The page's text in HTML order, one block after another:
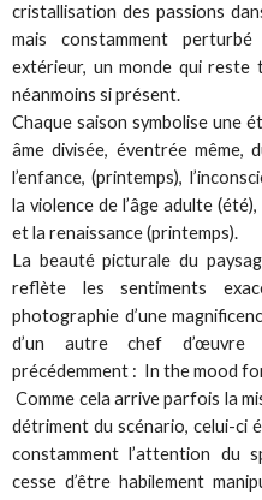
cristallisation des passions
mais constamment
extérieur, un monde qui reste
néanmoins si présent.
Chaque saison symbolise une
âme divisée, éventrée même,
l’enfance, (printemps),
la violence de l’âge adulte
et la renaissance (printemps).
La beauté picturale du
reflète les sentiments
photographie d’une
d’un autre chef d’œuvre
précédemment : In the mood
Comme cela arrive parfois la
détriment du scénario, celui-ci
constamment l’attention du
cesse d’être habilement